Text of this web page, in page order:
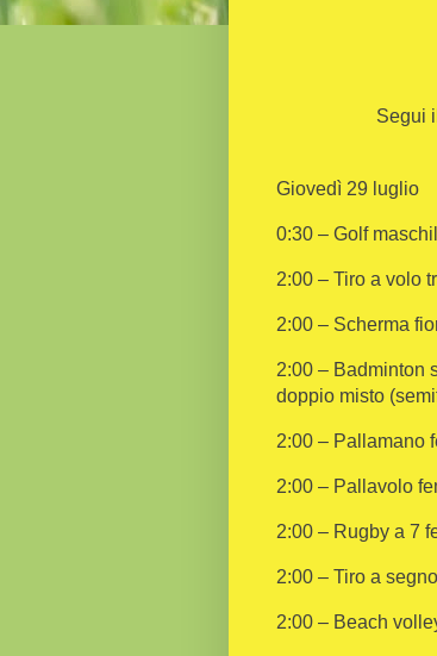
Segui il
Giovedì 29 luglio
0:30 – Golf
2:00 – Tiro a volo
2:00 – Scherma
2:00 – Badminton
doppio misto
2:00 – Pallamano
2:00 – Pallavolo
2:00 – Rugby a 7
2:00 – Tiro a
2:00 – Beach